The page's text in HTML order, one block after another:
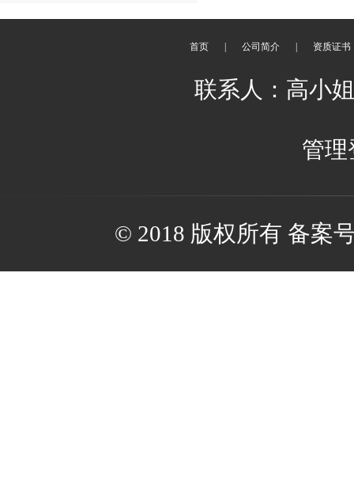
首页 公司简介 资质证书
联系人：高小
管理
© 2018 版权所有 备案